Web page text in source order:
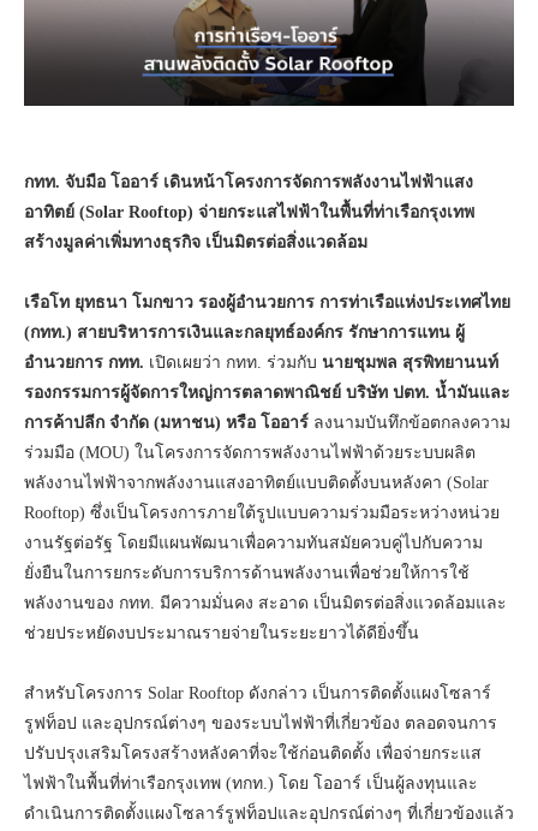
กทท. จับมือ โออาร์ เดินหน้าโครงการจัดการพลังงานไฟฟ้าแสง
อาทิตย์ (Solar Rooftop) จ่ายกระแสไฟฟ้าในพื้นที่ท่าเรือกรุงเทพ
สร้างมูลค่าเพิ่มทางธุรกิจ เป็นมิตรต่อสิ่งแวดล้อม
เรือโท ยุทธนา โมกขาว รองผู้อำนวยการ การท่าเรือแห่งประเทศไทย
(กทท.) สายบริหารการเงินและกลยุทธ์องค์กร รักษาการแทน ผู้
อำนวยการ กทท. เปิดเผยว่า กทท. ร่วมกับ นายชุมพล สุรพิทยานนท์
รองกรรมการผู้จัดการใหญ่การตลาดพาณิชย์ บริษัท ปตท. น้ำมันและ
การค้าปลีก จำกัด (มหาชน) หรือ โออาร์ ลงนามบันทึกข้อตกลงความ
ร่วมมือ (MOU) ในโครงการจัดการพลังงานไฟฟ้าด้วยระบบผลิต
พลังงานไฟฟ้าจากพลังงานแสงอาทิตย์แบบติดตั้งบนหลังคา (Solar
Rooftop) ซึ่งเป็นโครงการภายใต้รูปแบบความร่วมมือระหว่างหน่วย
งานรัฐต่อรัฐ โดยมีแผนพัฒนาเพื่อความทันสมัยควบคู่ไปกับความ
ยั่งยืนในการยกระดับการบริการด้านพลังงานเพื่อช่วยให้การใช้
พลังงานของ กทท. มีความมั่นคง สะอาด เป็นมิตรต่อสิ่งแวดล้อมและ
ช่วยประหยัดงบประมาณรายจ่ายในระยะยาวได้ดียิ่งขึ้น
สำหรับโครงการ Solar Rooftop ดังกล่าว เป็นการติดตั้งแผงโซลาร์
รูฟท็อป และอุปกรณ์ต่างๆ ของระบบไฟฟ้าที่เกี่ยวข้อง ตลอดจนการ
ปรับปรุงเสริมโครงสร้างหลังคาที่จะใช้ก่อนติดตั้ง เพื่อจ่ายกระแส
ไฟฟ้าในพื้นที่ท่าเรือกรุงเทพ (ทกท.) โดย โออาร์ เป็นผู้ลงทุนและ
ดำเนินการติดตั้งแผงโซลาร์รูฟท็อปและอุปกรณ์ต่างๆ ที่เกี่ยวข้องแล้ว